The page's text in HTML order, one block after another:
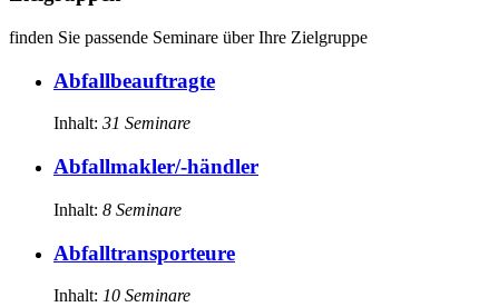
finden Sie passende Seminare über Ihre Zielgruppe
Abfallbeauftragte
Inhalt: 31 Seminare
Abfallmakler/-händler
Inhalt: 8 Seminare
Abfalltransporteure
Inhalt: 10 Seminare